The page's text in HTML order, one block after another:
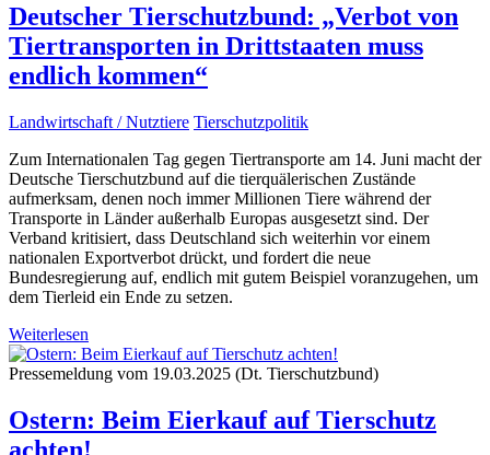
Deutscher Tierschutzbund: „Verbot von
Tiertransporten in Drittstaaten muss
endlich kommen“
Landwirtschaft / Nutztiere Tierschutzpolitik
Zum Internationalen Tag gegen Tiertransporte am 14. Juni macht der
Deutsche Tierschutzbund auf die tierquälerischen Zustände
aufmerksam, denen noch immer Millionen Tiere während der
Transporte in Länder außerhalb Europas ausgesetzt sind. Der
Verband kritisiert, dass Deutschland sich weiterhin vor einem
nationalen Exportverbot drückt, und fordert die neue
Bundesregierung auf, endlich mit gutem Beispiel voranzugehen, um
dem Tierleid ein Ende zu setzen.
Weiterlesen
Pressemeldung vom 19.03.2025 (Dt. Tierschutzbund)
Ostern: Beim Eierkauf auf Tierschutz
achten!